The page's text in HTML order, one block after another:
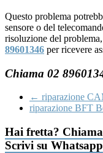
Questo problema
sensore o del
risoluzione del
89601346 per ricevere
Chiama 02
← riparazione
riparazione BFT
Hai fretta?
Scrivi su Whatsapp